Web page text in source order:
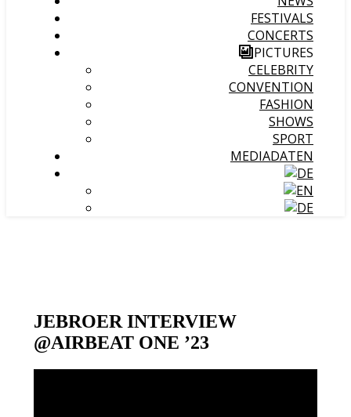
FESTIVALS
CONCERTS
PICTURES
CELEBRITY
CONVENTION
FASHION
SHOWS
SPORT
MEDIADATEN
JEBROER INTERVIEW
@AIRBEAT ONE ’23